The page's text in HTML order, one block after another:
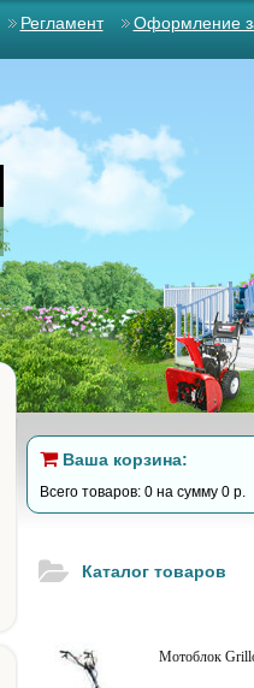
Регламент Оформление
Ваша корзина:
Всего товаров: 0 на сумму 0 р.
Каталог товаров
Мотоблок